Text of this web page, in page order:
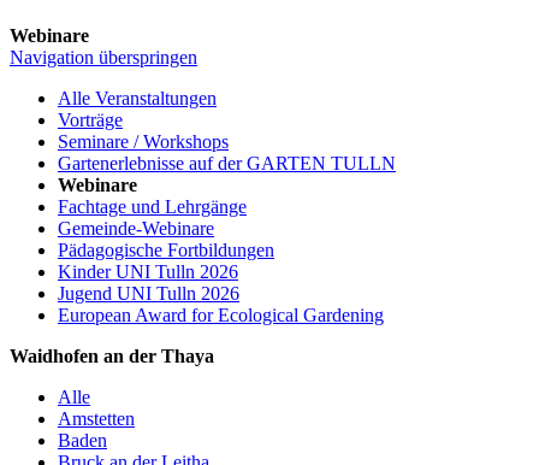
Webinare
Navigation überspringen
Alle Veranstaltungen
Vorträge
Seminare / Workshops
Gartenerlebnisse auf der GARTEN TULLN
Webinare
Fachtage und Lehrgänge
Gemeinde-Webinare
Pädagogische Fortbildungen
Kinder UNI Tulln 2026
Jugend UNI Tulln 2026
European Award for Ecological Gardening
Waidhofen an der Thaya
Alle
Amstetten
Baden